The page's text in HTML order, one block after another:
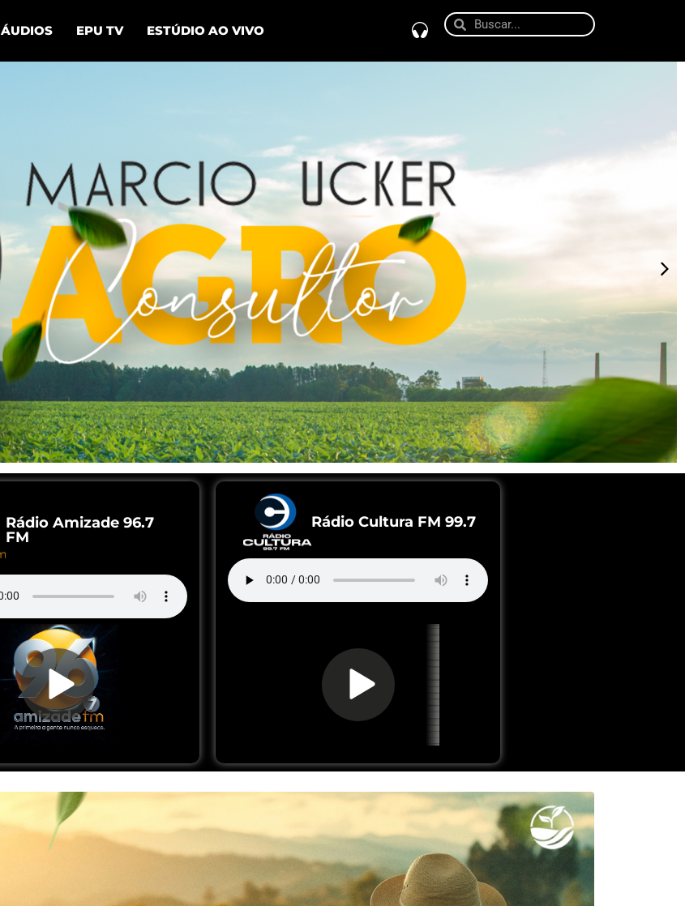
ÁUDIOS EPU TV ESTÚDIO AO VIVO
Rádio Amizade 96.7
FM
Rádio Cultura FM 99.7